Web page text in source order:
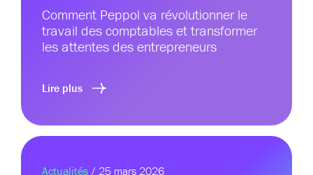
Comment Peppol va révolutionner le
travail des comptables et transformer
les attentes des entrepreneurs
Lire plus
Actualités / 25 mars 2026